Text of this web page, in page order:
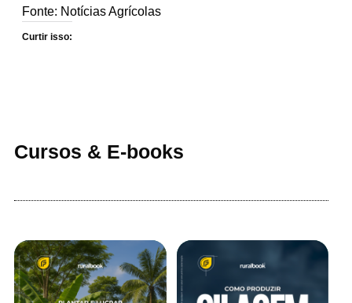
Fonte: Notícias Agrícolas
Curtir isso:
Cursos & E-books